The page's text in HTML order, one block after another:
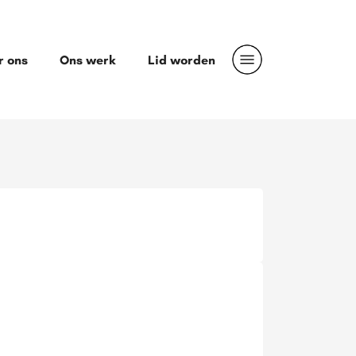
ons Ons werk Lid worden